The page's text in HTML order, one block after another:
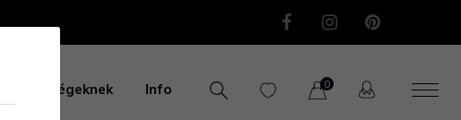
Cégeknek Info 0